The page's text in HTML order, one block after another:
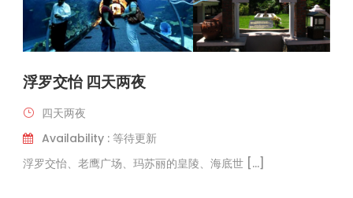
浮罗交怡 四天两夜
四天两夜
Availability : 等待更新
浮罗交怡、老鹰广场、玛苏丽的皇陵、海底世 […]